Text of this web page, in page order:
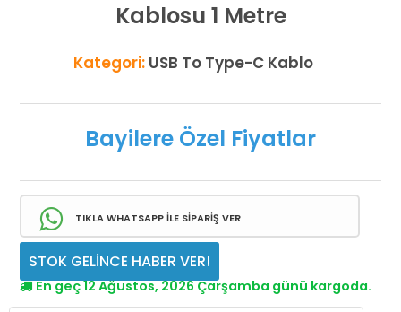
Kablosu 1 Metre
Kategori: USB To Type-C Kablo
Bayilere Özel Fiyatlar
TIKLA WHATSAPP İLE SİPARİŞ VER
STOK GELİNCE HABER VER!
En geç 12 Ağustos, 2026 Çarşamba günü kargoda.